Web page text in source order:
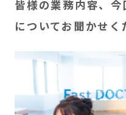
皆様の業務内容、
についてお聞かせく